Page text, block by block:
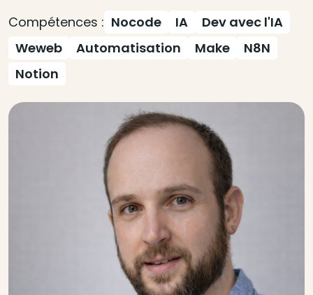
Compétences : Nocode IA
Dev avec l'IA
Weweb
Automatisation Make
N8N
Notion